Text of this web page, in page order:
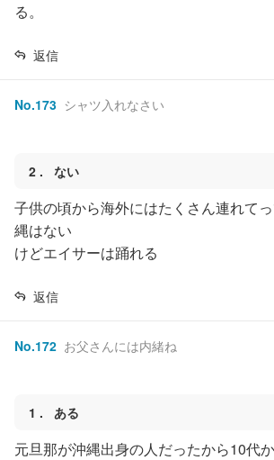
る。
返信
No.173 シャツ入れなさい
2 ない
子供の頃から海外にはたくさん連れて
縄はない
けどエイサーは踊れる
返信
No.172 お父さんには内緒ね
1 ある
元旦那が沖縄出身の人だったから10代